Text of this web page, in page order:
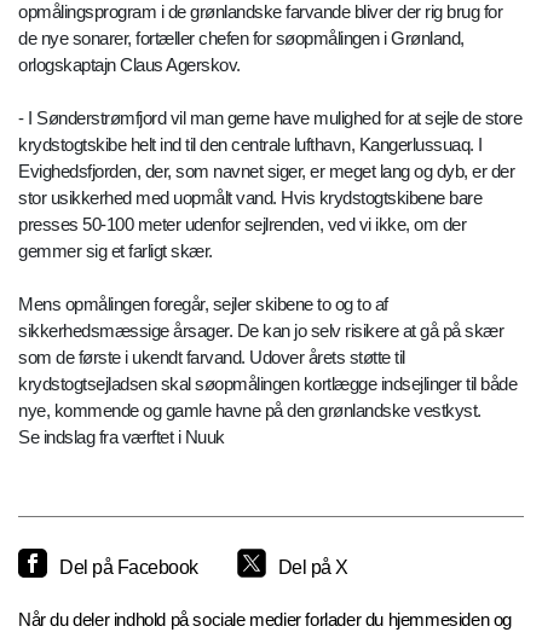
opmålingsprogram i de grønlandske farvande bliver der rig brug for
de nye sonarer, fortæller chefen for søopmålingen i Grønland,
orlogskaptajn Claus Agerskov.
- I Sønderstrømfjord vil man gerne have mulighed for at sejle de store
krydstogtskibe helt ind til den centrale lufthavn, Kangerlussuaq. I
Evighedsfjorden, der, som navnet siger, er meget lang og dyb, er der
stor usikkerhed med uopmålt vand. Hvis krydstogtskibene bare
presses 50-100 meter udenfor sejlrenden, ved vi ikke, om der
gemmer sig et farligt skær.
Mens opmålingen foregår, sejler skibene to og to af
sikkerhedsmæssige årsager. De kan jo selv risikere at gå på skær
som de første i ukendt farvand. Udover årets støtte til
krydstogtsejladsen skal søopmålingen kortlægge indsejlinger til både
nye, kommende og gamle havne på den grønlandske vestkyst.
Se indslag fra værftet i Nuuk
Del på Facebook Del på X
Når du deler indhold på sociale medier forlader du hjemmesiden og